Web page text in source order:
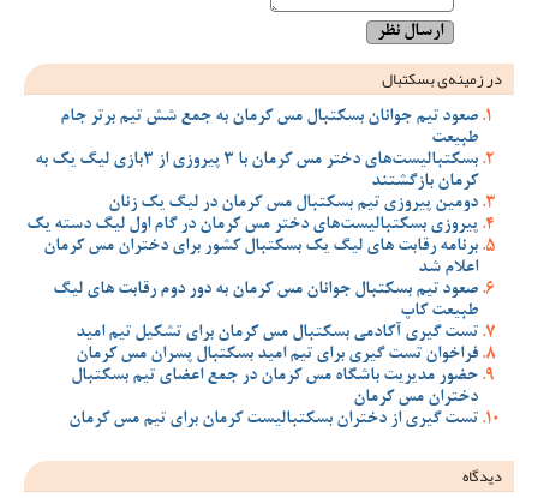
در زمینه‌ی بسکتبال
صعود تیم جوانان بسکتبال مس کرمان به جمع شش تیم برتر جام
طبیعت
بسکتبالیست‌های دختر مس کرمان با 3 پیروزی از 3بازی لیگ یک به
کرمان بازگشتند
دومین پیروزی تیم بسکتبال مس کرمان در لیگ یک زنان
پیروزی بسکتبالیست‌های دختر مس کرمان در گام اول لیگ دسته یک
برنامه رقابت های لیگ یک بسکتبال کشور برای دختران مس کرمان
اعلام شد
صعود تیم بسکتبال جوانان مس کرمان به دور دوم رقابت های لیگ
طبیعت کاپ
تست گیری آکادمی بسکتبال مس کرمان برای تشکیل تیم امید
فراخوان تست گیری برای تیم امید بسکتبال پسران مس کرمان
حضور مدیریت باشگاه مس کرمان در جمع اعضای تیم بسکتبال
دختران مس کرمان
تست گیری از دختران بسکتبالیست کرمان برای تیم مس کرمان
دیدگاه